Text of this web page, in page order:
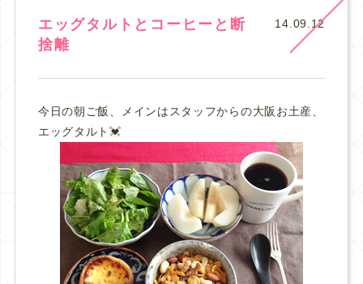
エッグタルトとコーヒーと断
捨離
14.09.12
今日の朝ご飯、メインはスタッフからの大阪お土産、
エッグタルト💓